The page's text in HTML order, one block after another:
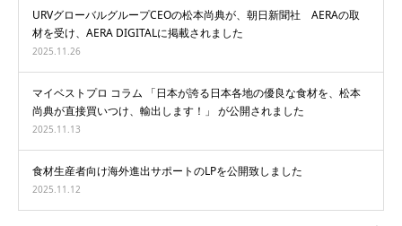
URVグローバルグループCEOの松本尚典が、朝日新聞社 AERAの取
材を受け、AERA DIGITALに掲載されました
2025.11.26
マイベストプロ コラム 「日本が誇る日本各地の優良な食材を、松本
尚典が直接買いつけ、輸出します！」 が公開されました
2025.11.13
食材生産者向け海外進出サポートのLPを公開致しました
2025.11.12